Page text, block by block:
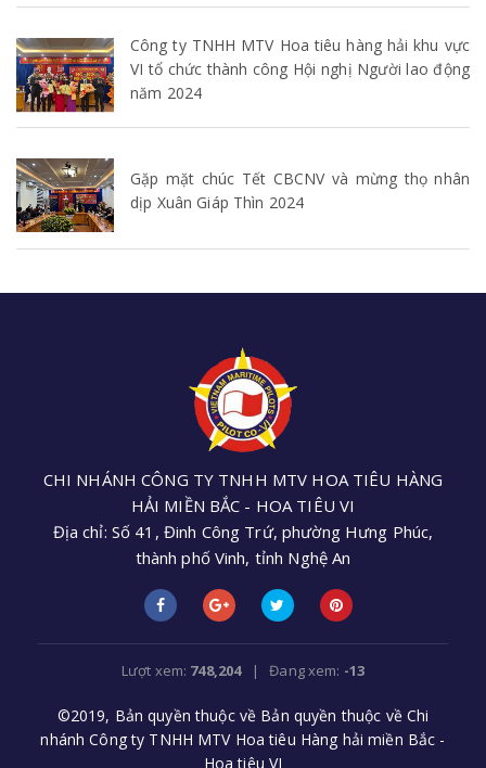
Công ty TNHH MTV Hoa tiêu hàng hải khu vực
VI tổ chức thành công Hội nghị Người lao động
năm 2024
Gặp mặt chúc Tết CBCNV và mừng thọ nhân
dịp Xuân Giáp Thìn 2024
CHI NHÁNH CÔNG TY TNHH MTV HOA TIÊU HÀNG
HẢI MIỀN BẮC - HOA TIÊU VI
Địa chỉ: Số 41, Đinh Công Trứ, phường Hưng Phúc,
thành phố Vinh, tỉnh Nghệ An
cnhoatieu6@gmail.com
Lượt xem: 748,204| Đang xem: -13
©2019, Bản quyền thuộc về Bản quyền thuộc về Chi
nhánh Công ty TNHH MTV Hoa tiêu Hàng hải miền Bắc -
Hoa tiêu VI